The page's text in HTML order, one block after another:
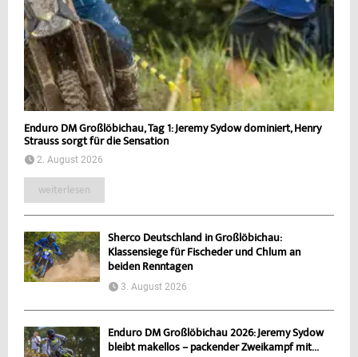
Enduro DM Großlöbichau, Tag 1: Jeremy Sydow dominiert, Henry
Strauss sorgt für die Sensation
2. August 2026
weiterlesen
Sherco Deutschland in Großlöbichau:
Klassensiege für Fischeder und Chlum an
beiden Renntagen
3. August 2026
Enduro DM Großlöbichau 2026: Jeremy Sydow
bleibt makellos – packender Zweikampf mit...